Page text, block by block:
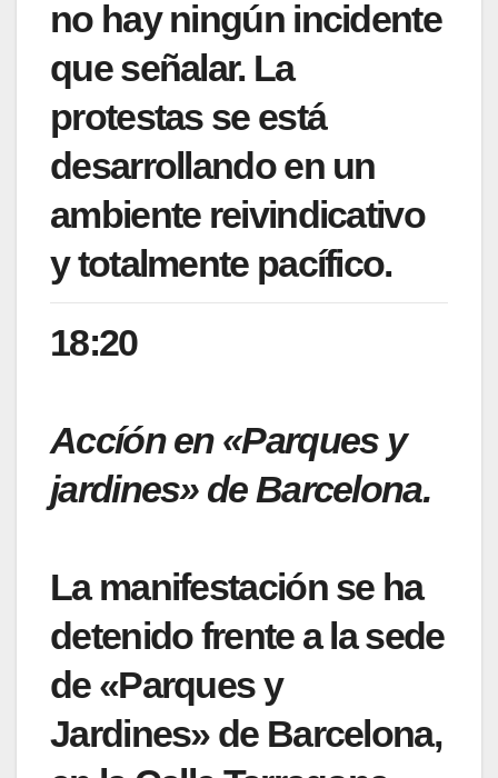
no hay ningún incidente
que señalar. La
protestas se está
desarrollando en un
ambiente reivindicativo
y totalmente pacífico.
18:20
Accíón en «Parques y
jardines» de Barcelona.
La manifestación se ha
detenido frente a la sede
de «Parques y
Jardines» de Barcelona,